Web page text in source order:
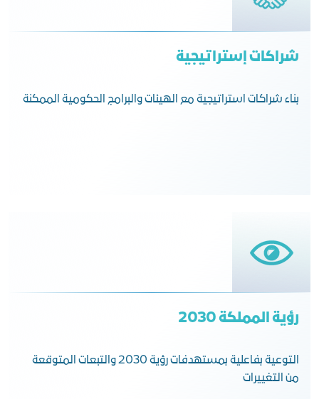
شراكات إستراتيجية
بناء شراكات استراتيجية مع الهيئات والبرامج الحكومية الممكنة
رؤية المملكة 2030
التوعية بفاعلية بمستهدفات رؤية 2030 والتبعات المتوقعة
من التغييرات